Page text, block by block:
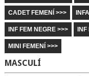
CADET FEMENÍ >>>
INF FEM NEGRE >>> INF
MINI FEMENÍ >>>
MASCULÍ